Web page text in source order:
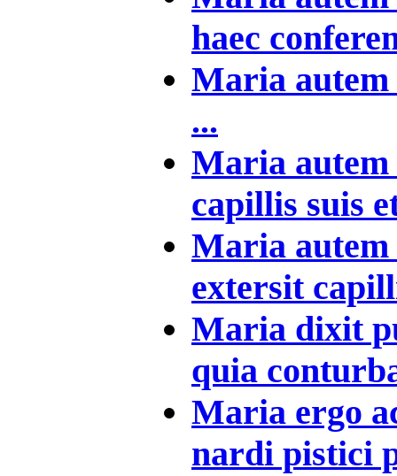
haec
Maria
...
Maria autem
capillis suis
Maria autem
extersit
Maria dixit
quia
Maria ergo
nardi pistici